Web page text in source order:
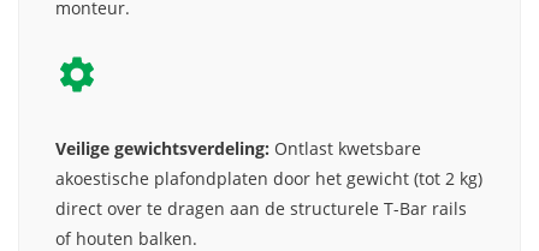
monteur.
Veilige gewichtsverdeling: Ontlast kwetsbare
akoestische plafondplaten door het gewicht (tot 2 kg)
direct over te dragen aan de structurele T-Bar rails
of houten balken.